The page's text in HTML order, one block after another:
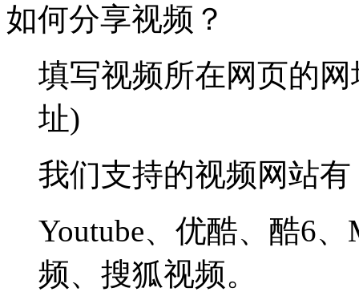
如何分享视频？
填写视频所在网页的
址)
我们支持的视频网站有
Youtube、优酷、酷6
频、搜狐视频。